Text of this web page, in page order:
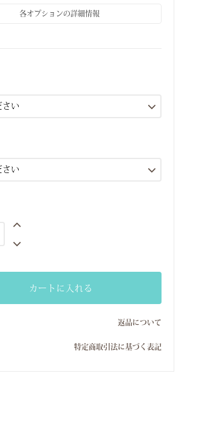
各オプションの詳細情報
カートに入れる
返品について
特定商取引法に基づく表記